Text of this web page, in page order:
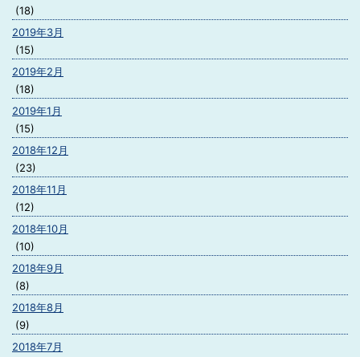
(18)
2019年3月
(15)
2019年2月
(18)
2019年1月
(15)
2018年12月
(23)
2018年11月
(12)
2018年10月
(10)
2018年9月
(8)
2018年8月
(9)
2018年7月